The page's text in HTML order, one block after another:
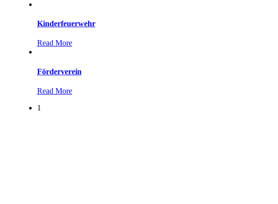
Kinderfeuerwehr
Read More
Förderverein
Read More
1